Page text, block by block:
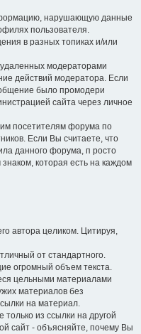
нарушающую данные
пользователя.
в разных топиках и/или
модераторами
действий модератора. Если
было промодери
сайта через личное
посетителям форума по
Если Вы считаете, что
данного форума, п росто
которая есть на каждом
автора целиком. Цитируя,
от стандартного.
огромный объем текста.
цельными материалами
материалов без
на материал.
из ссылки на другой
сайт - объясняйте, почему Вы